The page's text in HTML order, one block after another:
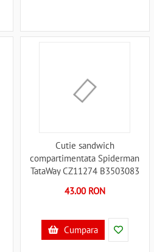
Cutie sandwich
compartimentata Spiderman
TataWay CZ11274 B3503083
43.00 RON
Cumpara